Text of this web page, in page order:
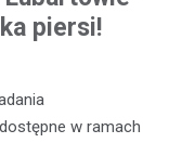
piersi!
w ramach